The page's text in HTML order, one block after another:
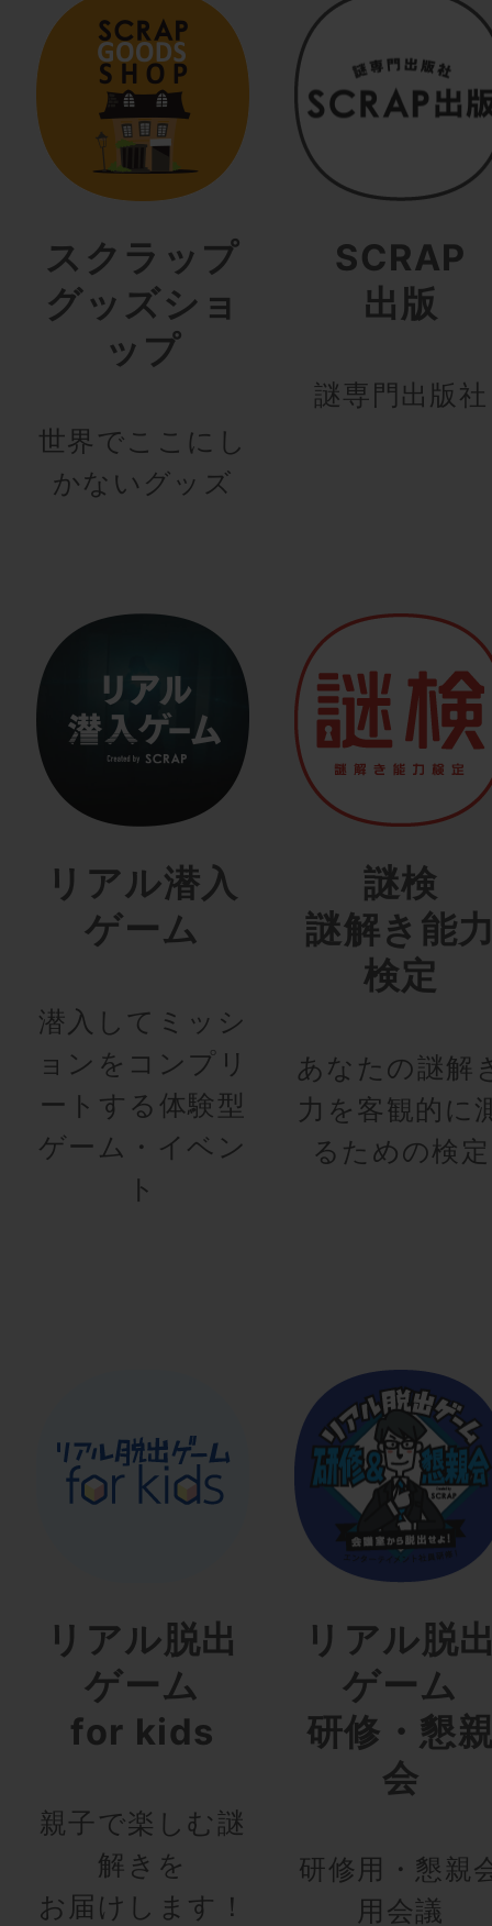
スクラップ
グッズショ
ップ
世界でここにし
かないグッズ
SCRAP
出版
謎専門出版社
リアル潜入
ゲーム
潜入してミッシ
ョンをコンプリ
ートする体験型
ゲーム・イベン
ト
謎検
謎解き能
検定
あなたの謎解
力を客観的に
るための検定
リアル脱出
ゲーム
for kids
親子で楽しむ謎
解きを
お届けします！
リアル脱
ゲーム
研修・懇
会
研修用・懇親
用会議